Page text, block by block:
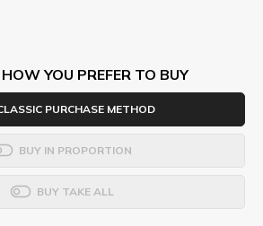
YOU PREFER TO BUY
PURCHASE METHOD
BUY IN PROPORTION
BUY TAKE ALL